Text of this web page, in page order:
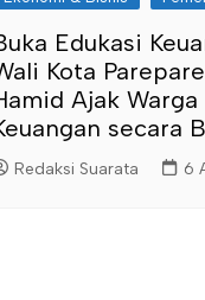
Edukasi
Kota
Ajak Warga
secara
Redaksi Suarata 6